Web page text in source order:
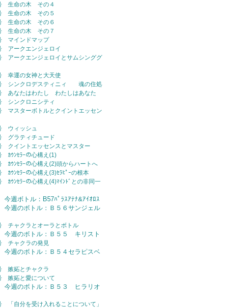
生命の木 その４
生命の木 その５
生命の木 その６
生命の木 その７
マインドマップ
アークエンジェロイ
アークエンジェロイとサムシンググ
幸運の女神と大天使
シンクロデスティニィ 魂の住処
あなたはわたし わたしはあなた
シンクロニシティ
マスターボトルとクイントエッセン
ウィッシュ
グラティチュード
クイントエッセンスとマスター
ｶｳﾝｾﾗｰの心構え(1)
ｶｳﾝｾﾗｰの心構え(2)頭からハートへ
ｶｳﾝｾﾗｰの心構え(3)ｾﾗﾋﾟｰの根本
ｶｳﾝｾﾗｰの心構え(4)ﾏｲﾝﾄﾞとの非同一
週ボトル：B57ﾊﾟﾗｽｱﾃﾅ&ｱｲｵﾛｽ
週のボトル：Ｂ５６サンジェル
チャクラとオーラとボトル
週のボトル：Ｂ５５ キリスト
チャクラの発見
週のボトル：Ｂ５４セラピスベ
嫉妬とチャクラ
嫉妬と愛について
今週のボトル：Ｂ５３ ヒラリオ
「自分を受け入れることについて」